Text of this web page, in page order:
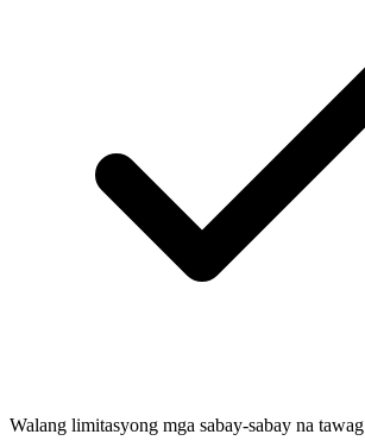
Walang limitasyong mga sabay-sabay na tawag